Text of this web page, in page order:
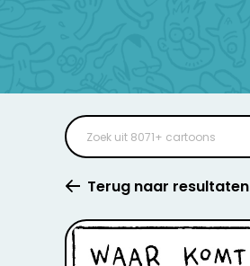
Terug naar resultaten